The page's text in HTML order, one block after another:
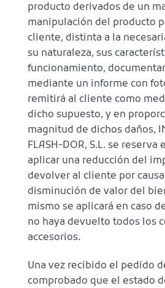
producto derivados de un
manipulación del producto
cliente, distinta a la
su naturaleza, sus
funcionamiento,
mediante un informe con
remitirá al cliente como
dicho supuesto, y en
magnitud de dichos daños,
FLASH-DOR, S.L. se reserva
aplicar una reducción del
devolver al cliente por
disminución de valor del
mismo se aplicará en caso
no haya devuelto todos los
accesorios.
Una vez recibido el pedido
comprobado que el estado